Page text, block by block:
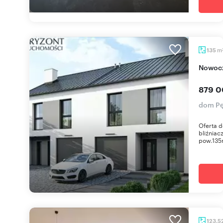
135 m
879
dom
Oferta